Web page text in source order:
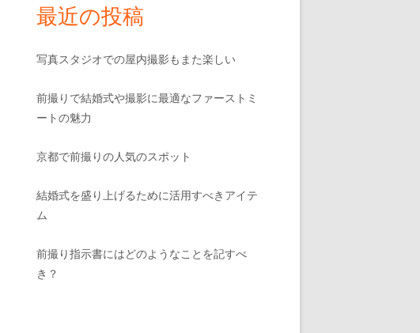
最近の投稿
写真スタジオでの屋内撮影もまた楽しい
前撮りで結婚式や撮影に最適なファーストミ
ートの魅力
京都で前撮りの人気のスポット
結婚式を盛り上げるために活用すべきアイテ
ム
前撮り指示書にはどのようなことを記すべ
き？